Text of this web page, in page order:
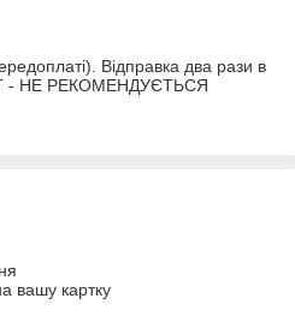
Відправка два рази в
- НЕ РЕКОМЕНДУЄТЬСЯ
вашу картку